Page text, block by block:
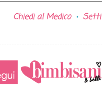
Chiedi al Medico